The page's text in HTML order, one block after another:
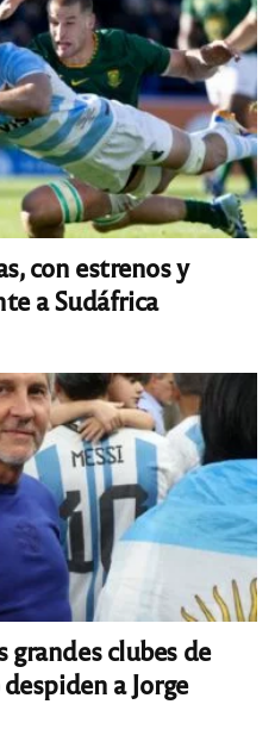
con estrenos y
a Sudáfrica
grandes clubes de
a Jorge